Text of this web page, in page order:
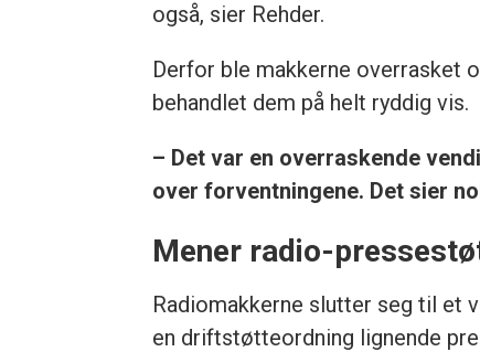
også, sier Rehder.
Derfor ble makkerne overrasket
behandlet dem på helt ryddig vis.
– Det var en overraskende
over forventningene. Det sier
Mener radio-
Radiomakkerne slutter seg til et
en driftstøtteordning lignende